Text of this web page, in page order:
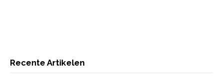
Recente Artikelen